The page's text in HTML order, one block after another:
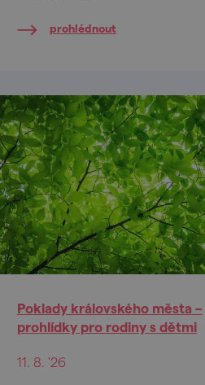
prohlédnout
Poklady královského města –
prohlídky pro rodiny s dětmi
11. 8. '26